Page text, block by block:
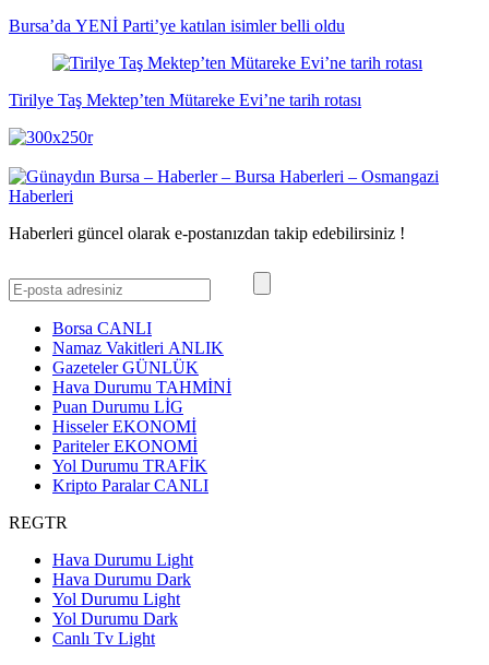
Bursa’da YENİ Parti’ye katılan isimler belli oldu
Tirilye Taş Mektep’ten Mütareke Evi’ne tarih rotası
Haberleri güncel olarak e-postanızdan takip edebilirsiniz !
Borsa CANLI
Namaz Vakitleri ANLIK
GazetelerGÜNLÜK
Hava Durumu TAHMİNİ
Puan Durumu LİG
HisselerEKONOMİ
ParitelerEKONOMİ
Yol Durumu TRAFİK
Kripto ParalarCANLI
REGTR
Hava Durumu Light
Hava Durumu Dark
Yol Durumu Light
Yol Durumu Dark
Canlı Tv Light